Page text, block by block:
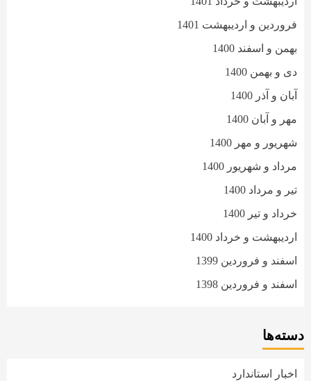
فروردین و اردیبهشت 1401
بهمن و اسفند 1400
دی و بهمن 1400
آبان و آذر 1400
مهر و آبان 1400
شهریور و مهر 1400
مرداد و شهریور 1400
تیر و مرداد 1400
خرداد و تیر 1400
اردیبهشت و خرداد 1400
اسفند و فروردین 1399
اسفند و فروردین 1398
دسته‌ها
اخبار استاندارد